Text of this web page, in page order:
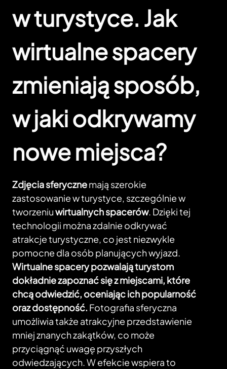
w turystyce. Jak
wirtualne spacery
zmieniają sposób,
w jaki odkrywamy
nowe miejsca?
Zdjęcia sferycznemają szerokie
zastosowanie w turystyce, szczególnie w
tworzeniuwirtualnych spacerów. Dzięki tej
technologii można zdalnie odkrywać
atrakcje turystyczne, co jest niezwykle
pomocne dla osób planujących wyjazd.
Wirtualne spacery pozwalają turystom
dokładnie zapoznać się z miejscami, które
chcą odwiedzić, oceniając ich popularność
oraz dostępność. Fotografia sferyczna
umożliwia także atrakcyjne przedstawienie
mniej znanych zakątków, co może
przyciągnąć uwagę przyszłych
odwiedzających. W efekcie wspiera to